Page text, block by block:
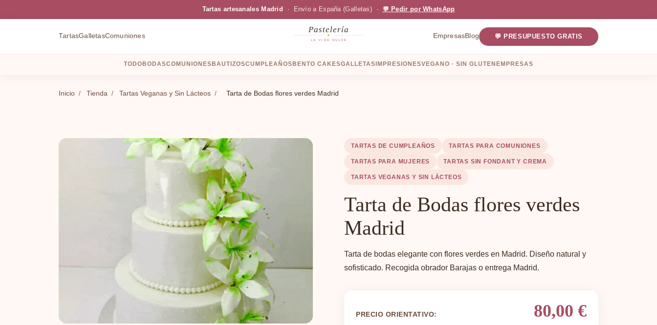
Tartas artesanales Madrid · Envío a España (Galletas) · 💬 Pedir por WhatsApp
Pastelería
LA VIDA DULCE
TartasGalletasComuniones EmpresasBlog 💬 PRESUPUESTO GRATIS
TODO BODASCOMUNIONES BAUTIZOSCUMPLEAÑOS BENTO CAKESGALLETAS IMPRESIONESVEGANO · SIN GLUTEN EMPRESAS
Inicio / Tienda / Tartas Veganas y Sin Lácteos / Tarta de Bodas flores verdes Madrid
TARTAS DE CUMPLEAÑOS TARTAS PARA COMUNIONES
TARTAS PARA MUJERES TARTAS SIN FONDANT Y CREMA
TARTAS VEGANAS Y SIN LÁCTEOS
Tarta de Bodas flores verdes
Madrid
Tarta de bodas elegante con flores verdes en Madrid. Diseño natural y
sofisticado. Recogida obrador Barajas o entrega Madrid.
PRECIO ORIENTATIVO: 80,00 €